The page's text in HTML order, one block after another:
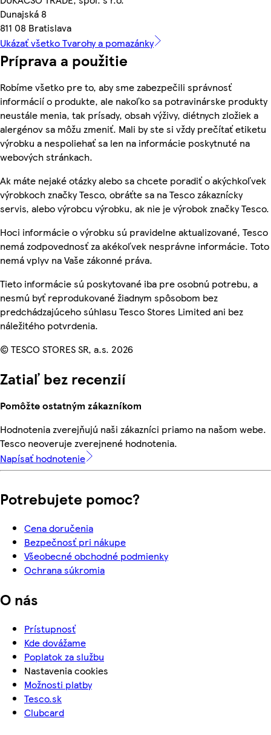
Dunajská 8
811 08 Bratislava
Ukázať všetko Tvarohy a pomazánky
Príprava a použitie
Robíme všetko pre to, aby sme zabezpečili správnosť
informácií o produkte, ale nakoľko sa potravinárske produkty
neustále menia, tak prísady, obsah výživy, diétnych zložiek a
alergénov sa môžu zmeniť. Mali by ste si vždy prečítať etiketu
výrobku a nespoliehať sa len na informácie poskytnuté na
webových stránkach.
Ak máte nejaké otázky alebo sa chcete poradiť o akýchkoľvek
výrobkoch značky Tesco, obráťte sa na Tesco zákaznícky
servis, alebo výrobcu výrobku, ak nie je výrobok značky Tesco.
Hoci informácie o výrobku sú pravidelne aktualizované, Tesco
nemá zodpovednosť za akékoľvek nesprávne informácie. Toto
nemá vplyv na Vaše zákonné práva.
Tieto informácie sú poskytované iba pre osobnú potrebu, a
nesmú byť reprodukované žiadnym spôsobom bez
predchádzajúceho súhlasu Tesco Stores Limited ani bez
náležitého potvrdenia.
© TESCO STORES SR, a.s. 2026
Zatiaľ bez recenzií
Pomôžte ostatným zákazníkom
Hodnotenia zverejňujú naši zákazníci priamo na našom webe.
Tesco neoveruje zverejnené hodnotenia.
Napísať hodnotenie
Potrebujete pomoc?
Cena doručenia
Bezpečnosť pri nákupe
Všeobecné obchodné podmienky
Ochrana súkromia
O nás
Prístupnosť
Kde dovážame
Poplatok za službu
Nastavenia cookies
Možnosti platby
Tesco.sk
Clubcard